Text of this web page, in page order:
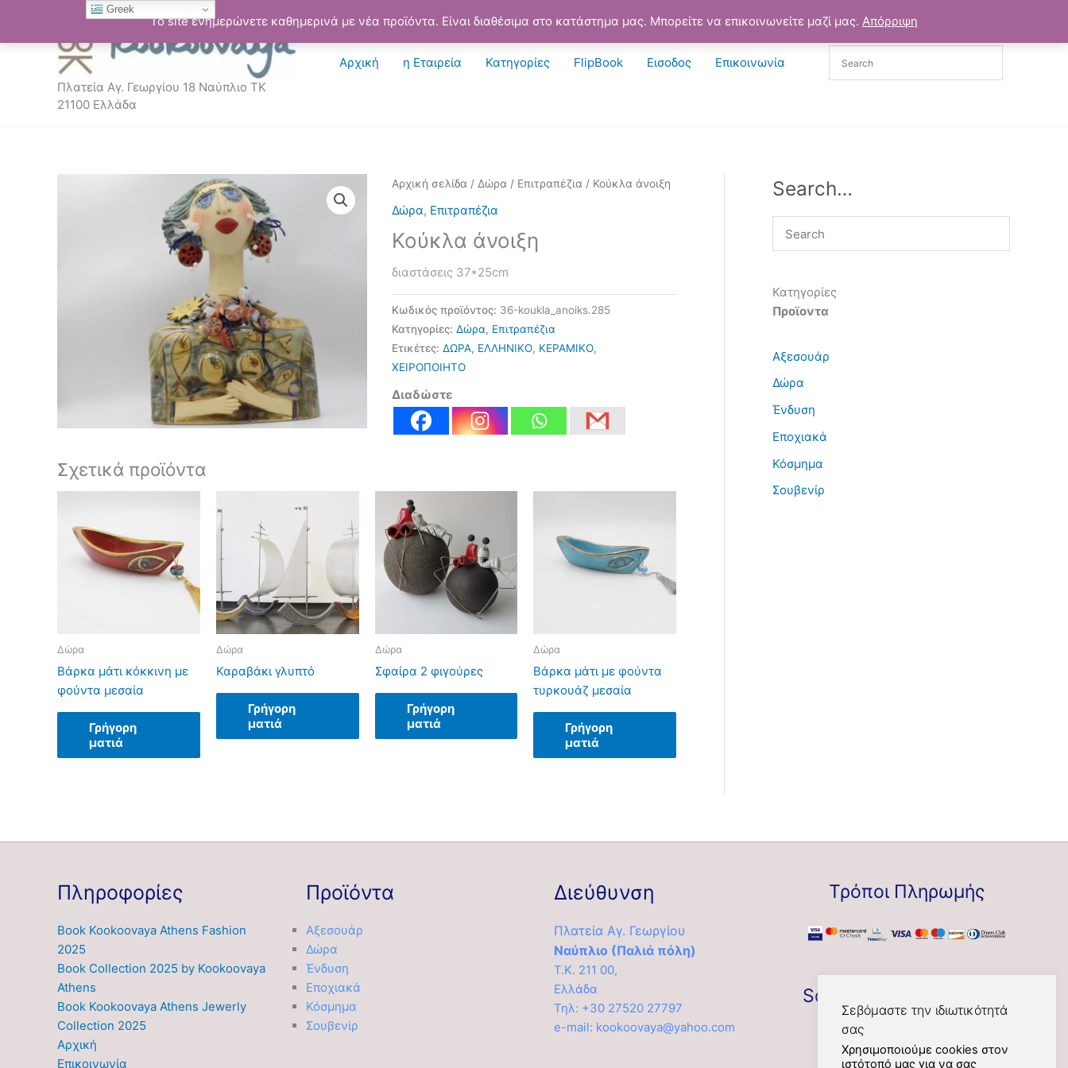
Το site ενημερώνετε καθημερινά με νέα προϊόντα. Είναι διαθέσιμα στο κατάστημα μας. Μπορείτε να επικοινωνείτε μαζί μας. Απόρριψη
περιεχόμενο
Πλατεία Αγ. Γεωργίου 18 Ναύπλιο ΤΚ
21100 Ελλάδα
Αρχική η Εταιρεία Κατηγορίες FlipBook Εισοδος Επικοινωνία
Αρχική σελίδα / Δώρα / Επιτραπέζια / Κούκλα άνοιξη
Δώρα, Επιτραπέζια
Κούκλα άνοιξη
διαστάσεις 37*25cm
Κωδικός προϊόντος: 36-koukla_anoiks.285
Κατηγορίες: Δώρα, Επιτραπέζια
Ετικέτες: ΔΩΡΑ, ΕΛΛΗΝΙΚΟ, ΚΕΡΑΜΙΚΟ,
ΧΕΙΡΟΠΟΙΗΤΟ
Διαδώστε
Σχετικά προϊόντα
Δώρα
Βάρκα μάτι κόκκινη με
φούντα μεσαία
Γρήγορη
ματιά
Δώρα
Καραβάκι γλυπτό
Γρήγορη
ματιά
Δώρα
Σφαίρα 2 φιγούρες
Γρήγορη
ματιά
Δώρα
Βάρκα μάτι με φούντα
τυρκουάζ μεσαία
Γρήγορη
ματιά
Search…
Κατηγορίες
Προϊοντα
Αξεσουάρ
Δώρα
Ένδυση
Εποχιακά
Κόσμημα
Σουβενίρ
Πληροφορίες
Book Kookoovaya Athens Fashion
2025
Book Collection 2025 by Kookoovaya
Athens
Book Kookoovaya Athens Jewerly
Collection 2025
Αρχική
Επικοινωνία
Προϊόντα
Αξεσουάρ
Δώρα
Ένδυση
Εποχιακά
Κόσμημα
Σουβενίρ
Διεύθυνση
Πλατεία Αγ. Γεωργίου
Ναύπλιο (Παλιά πόλη)
Τ.Κ. 211 00,
Ελλάδα
Τηλ: +30 27520 27797
e-mail: kookoovaya@yahoo.com
Τρόποι Πληρωμής
Social
Σεβόμαστε την ιδιωτικότητά
σας
Χρησιμοποιούμε cookies στον
ιστότοπό μας για να σας
Greek